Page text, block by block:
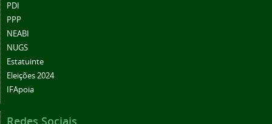
PDI
PPP
NEABI
NUGS
Estatuinte
Eleições 2024
IFApoia